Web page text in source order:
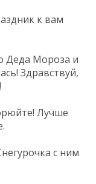
к вам
Деда Мороза и
Здравствуй,
Лучше
с ним